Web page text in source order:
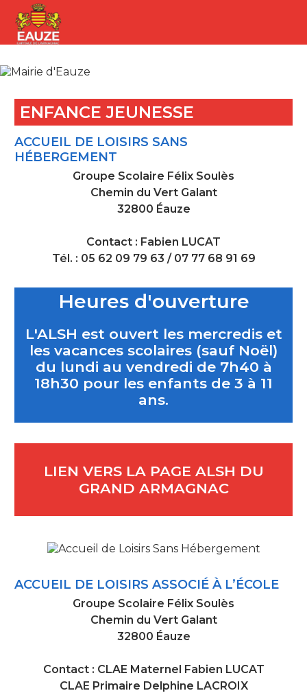
ENFANCE JEUNESSE
ACCUEIL DE LOISIRS SANS
HÉBERGEMENT
Groupe Scolaire Félix Soulès
Chemin du Vert Galant
32800 Éauze
Contact : Fabien LUCAT
Tél. : 05 62 09 79 63 / 07 77 68 91 69
Heures d'ouverture
L'ALSH est ouvert les mercredis et
les vacances scolaires (sauf Noël)
du lundi au vendredi de 7h40 à
18h30 pour les enfants de 3 à 11
ans.
LIEN VERS LA PAGE ALSH DU
GRAND ARMAGNAC
ACCUEIL DE LOISIRS ASSOCIÉ À L’ÉCOLE
Groupe Scolaire Félix Soulès
Chemin du Vert Galant
32800 Éauze
Contact : CLAE Maternel Fabien LUCAT
CLAE Primaire Delphine LACROIX